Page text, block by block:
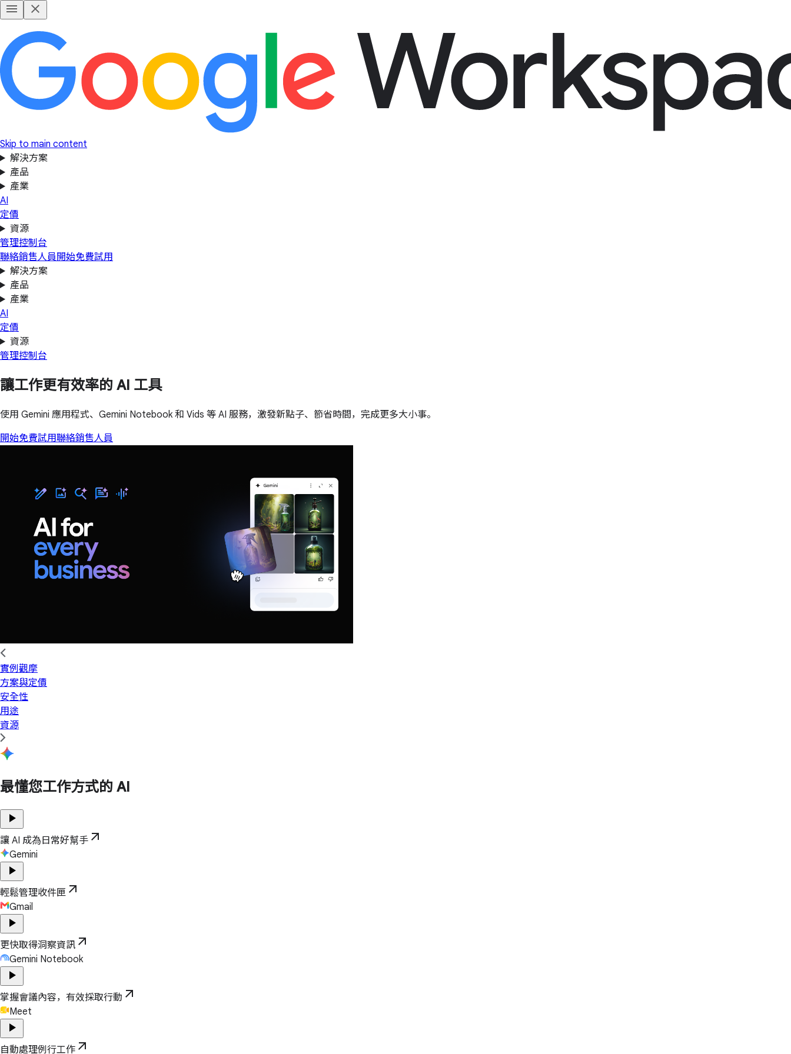
Skip to main content
解決方案
產品
產業
AI
定價
資源
管理控制台
聯絡銷售人員開始免費試用
解決方案
產品
產業
AI
定價
資源
管理控制台
讓工作更有效率的 AI 工具
使用 Gemini 應用程式、Gemini Notebook 和 Vids 等 AI 服務，激發新點子、節省時間，完成更多大小事。
開始免費試用聯絡銷售人員
實例觀摩
方案與定價
安全性
用途
資源
最懂您工作方式的 AI
play_arrow
讓 AI 成為日常好幫手 arrow_outward
Gemini
play_arrow
輕鬆管理收件匣 arrow_outward
Gmail
play_arrow
更快取得洞察資訊 arrow_outward
Gemini Notebook
play_arrow
掌握會議內容，有效採取行動 arrow_outward
Meet
play_arrow
自動處理例行工作 arrow_outward